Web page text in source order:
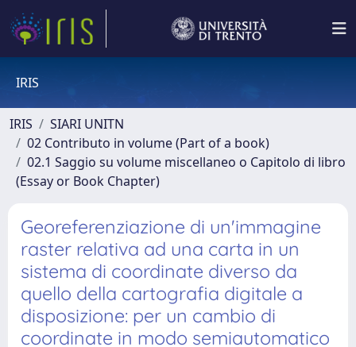
IRIS
IRIS
SIARI UNITN
02 Contributo in volume (Part of a book)
02.1 Saggio su volume miscellaneo o Capitolo di libro
(Essay or Book Chapter)
Georeferenziazione di un'immagine
raster relativa ad una carta in un
sistema di coordinate diverso da
quello della cartografia digitale a
disposizione: per un cambio di
coordinate in modo semiautomatico